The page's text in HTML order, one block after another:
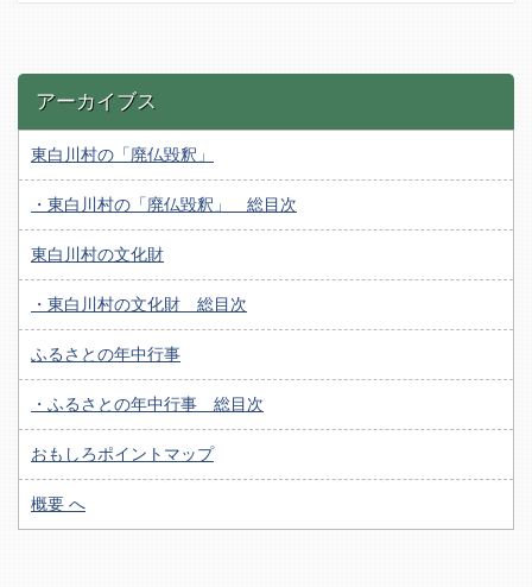
アーカイブス
東白川村の「廃仏毀釈」
・東白川村の「廃仏毀釈」 総目次
東白川村の文化財
・東白川村の文化財 総目次
ふるさとの年中行事
・ふるさとの年中行事 総目次
おもしろポイントマップ
概要 へ